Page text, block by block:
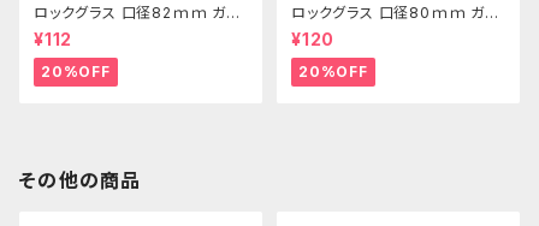
ロックグラス 口径82ｍｍ ガラ
ス製 250cc
¥112
20%OFF
ロックグラス 口径80ｍｍ ガラ
ス製 220cc
¥120
20%OFF
その他の商品